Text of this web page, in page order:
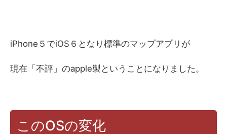
iPhone５でiOS６となり標準のマップアプリが
現在「不評」のapple製ということになりました。
このOSの変化